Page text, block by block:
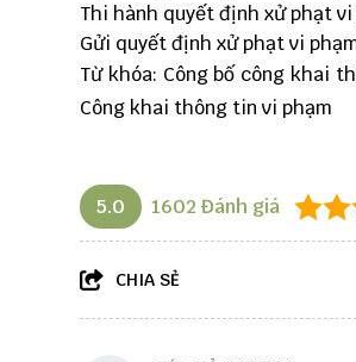
Thi hành quyết định xử phạt
Gửi quyết định xử phạt vi
Từ khóa: Công bố công khai
Công khai thông tin vi phạm
5.0 1602 Đánh giá
CHIA SẺ